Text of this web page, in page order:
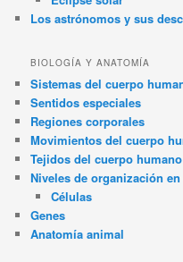
Los astrónomos y sus
BIOLOGÍA Y ANATOMÍA
Sistemas del cuerpo
Sentidos especiales
Regiones corporales
Movimientos del cuerpo
Tejidos del cuerpo humano
Niveles de organización
Células
Genes
Anatomía animal